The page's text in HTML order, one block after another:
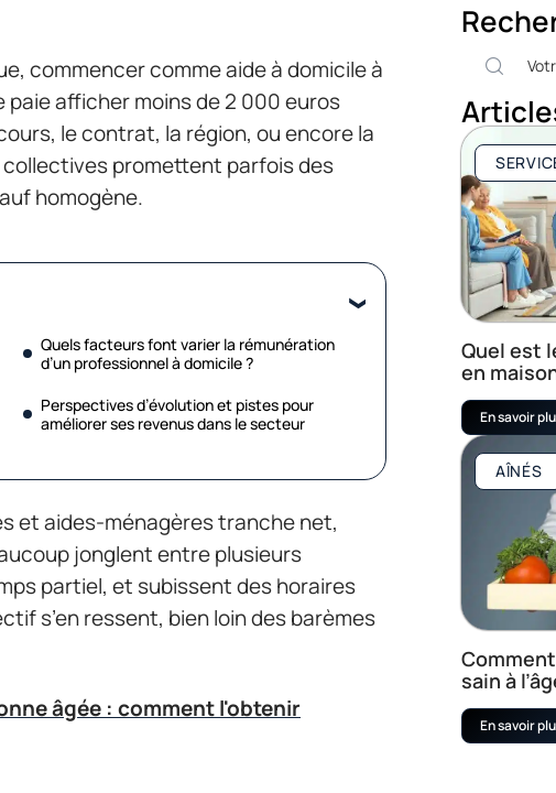
commencer comme aide à domicile à
paie afficher moins de 2 000 euros
le contrat, la région, ou encore la
collectives promettent parfois des
homogène.
Quels facteurs font varier la rémunération
d’un professionnel à domicile ?
Perspectives d’évolution et pistes pour
améliorer ses revenus dans le secteur
et aides-ménagères tranche net,
jonglent entre plusieurs
partiel, et subissent des horaires
s’en ressent, bien loin des barèmes
âgée : comment l'obtenir
Quel est
en
En savoir
AÎNÉS
sain à
En savoir